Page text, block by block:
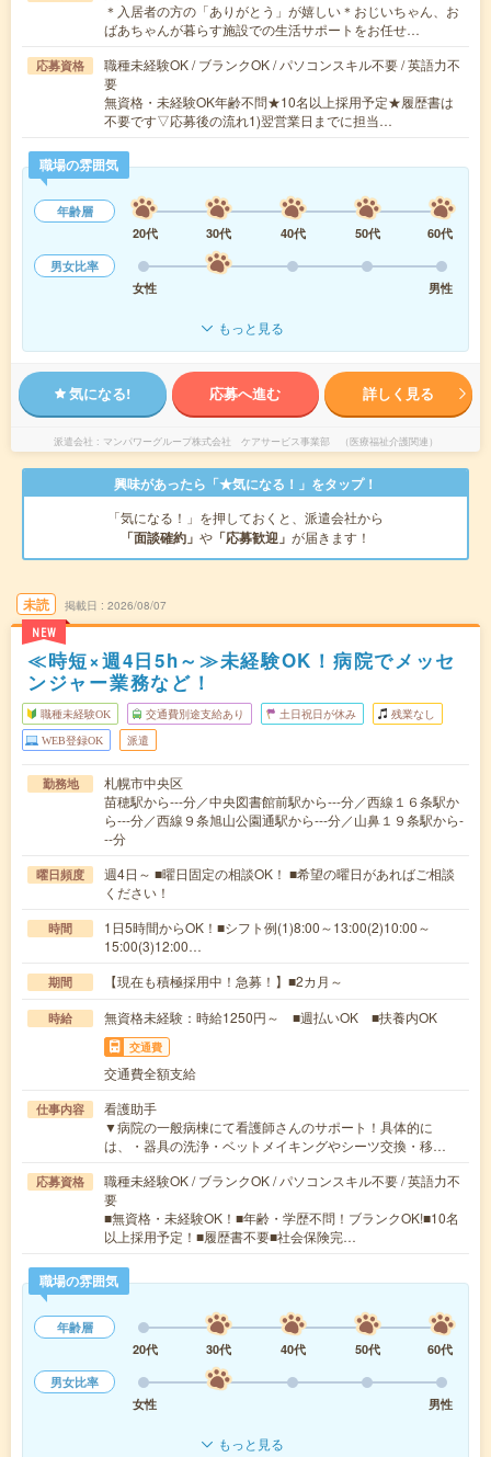
＊入居者の方の「ありがとう」が嬉しい＊おじいちゃん、お
ばあちゃんが暮らす施設での生活サポートをお任せ…
応募資格
職種未経験OK / ブランクOK / パソコンスキル不要 / 英語力不
要
無資格・未経験OK年齢不問★10名以上採用予定★履歴書は
不要です▽応募後の流れ1)翌営業日までに担当…
職場の雰囲気
年齢層
20代
30代 40代 50代
60代
男女比率
女性
男性
もっと見る
気になる! 応募へ進む 詳しく見る
派遣会社 マンパワーグループ株式会社 ケアサービス事業部 （医療福祉介護関連）
興味があったら「★気になる！」をタップ！
「気になる！」を押しておくと、派遣会社から
「面談確約」 や 「応募歓迎」 が届きます！
未読
NEW
掲載日 2026/08/07
≪時短×週4日5h～≫未経験OK！病院でメッセ
ンジャー業務など！
職種未経験OK 交通費別途支給あり 土日祝日が休み 残業なし
WEB登録OK 派遣
勤務地
札幌市中央区
苗穂駅から---分／中央図書館前駅から---分／西線１６条駅か
ら---分／西線９条旭山公園通駅から---分／山鼻１９条駅から-
--分
曜日頻度
週4日～ ■曜日固定の相談OK！ ■希望の曜日があればご相談
ください！
時間
1日5時間からOK！■シフト例(1)8:00～13:00(2)10:00～
15:00(3)12:00…
期間 【現在も積極採用中！急募！】■2カ月～
時給 無資格未経験：時給1250円～ ■週払いOK ■扶養内OK
交通費
交通費全額支給
仕事内容
看護助手
▼病院の一般病棟にて看護師さんのサポート！具体的に
は、・器具の洗浄・ベットメイキングやシーツ交換・移…
応募資格
職種未経験OK / ブランクOK / パソコンスキル不要 / 英語力不
要
■無資格・未経験OK！■年齢・学歴不問！ブランクOK!■10名
以上採用予定！■履歴書不要■社会保険完…
職場の雰囲気
年齢層
20代
30代 40代 50代
60代
男女比率
女性
男性
もっと見る